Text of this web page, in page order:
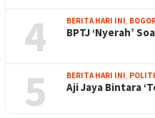
4 BERITA HARI INI,
BPTJ ‘Nyerah’
5 BERITA HARI INI,
Aji Jaya Bintara